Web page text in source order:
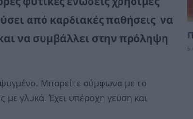
από καρδιακές παθήσεις να
να συμβάλλει στην πρόληψη
Μπορείτε σύμφωνα με το
με γλυκά. Έχει υπέροχη γεύση και
6